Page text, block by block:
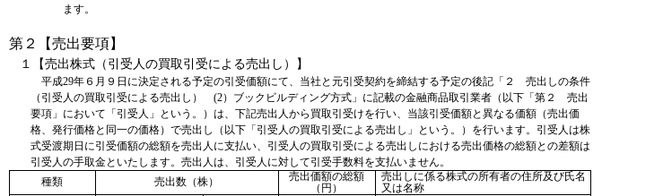
ます。
第２【売出要項】
１【売出株式（引受人の買取引受による売出し）】
平成29年６月９日に決定される予定の引受価額にて、当社と元引受契約を締結する予定の後記「２ 売出しの条件
（引受人の買取引受による売出し） (2）ブックビルディング方式」に記載の金融商品取引業者（以下「第２ 売出
要項」において「引受人」という。）は、下記売出人から買取引受けを行い、当該引受価額と異なる価額（売出価
格、発行価格と同一の価格）で売出し（以下「引受人の買取引受による売出し」という。）を行います。引受人は株
式受渡期日に引受価額の総額を売出人に支払い、引受人の買取引受による売出しにおける売出価格の総額との差額は
引受人の手取金といたします。売出人は、引受人に対して引受手数料を支払いません。
種類
売出数（株）
売出価額の総額
（円）
売出しに係る株式の所有者の住所及び氏名
又は名称